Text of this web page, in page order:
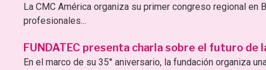
La CMC América organiza su primer congreso regional
profesionales...
FUNDATEC presenta charla sobre el futuro de
En el marco de su 35° aniversario, la fundación organiza